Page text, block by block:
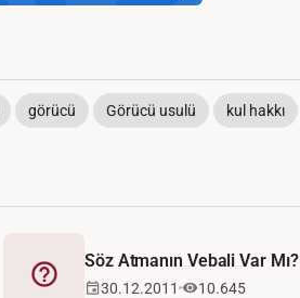
görücü Görücü usulü kul hakkı
Fetva
Söz Atmanın Vebali Var Mı?
30.12.2011 10.645